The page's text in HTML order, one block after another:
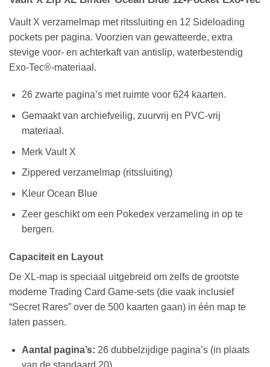
Vault X verzamelmap met ritssluiting en 12 Sideloading
pockets per pagina. Voorzien van gewatteerde, extra
stevige voor- en achterkaft van antislip, waterbestendig
Exo-Tec®-materiaal.
26 zwarte pagina’s met ruimte voor 624 kaarten.
Gemaakt van archiefveilig, zuurvrij en PVC-vrij
materiaal.
Merk Vault X
Zippered verzamelmap (ritssluiting)
Kleur Ocean Blue
Zeer geschikt om een Pokedex verzameling in op te
bergen.
Capaciteit en Layout
De XL-map is speciaal uitgebreid om zelfs de grootste
moderne Trading Card Game-sets (die vaak inclusief
“Secret Rares” over de 500 kaarten gaan) in één map te
laten passen.
Aantal pagina’s: 26 dubbelzijdige pagina’s (in plaats
van de standaard 20).